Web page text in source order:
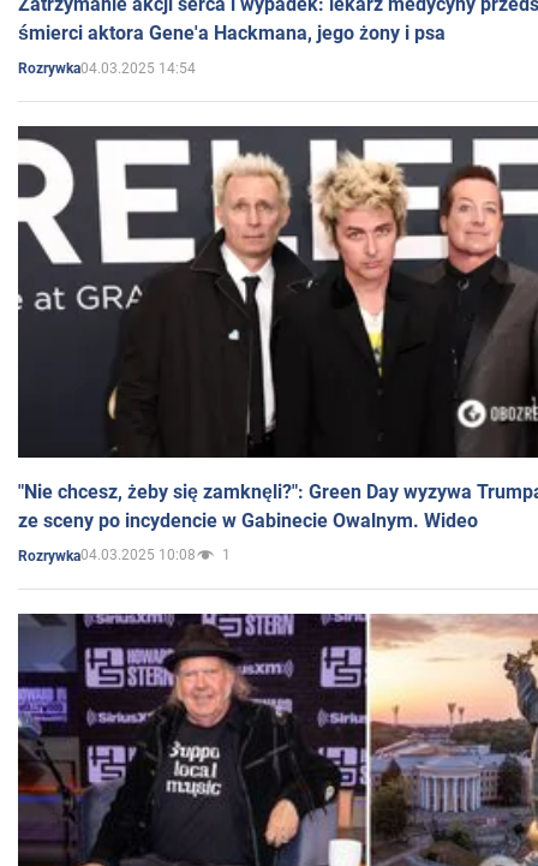
śmierci aktora Gene'a Hackmana, jego żony i psa
Rozrywka04.03.2025 14:54
"Nie chcesz, żeby się zamknęli?": Green Day wyzywa
ze sceny po incydencie w Gabinecie Owalnym. Wideo
Rozrywka04.03.2025 10:08 1